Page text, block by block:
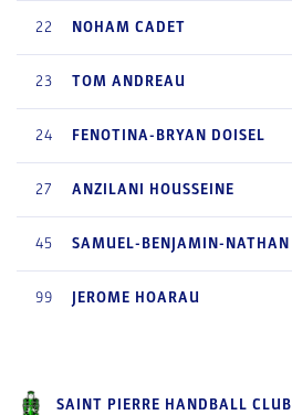
22 NOHAM CADET
23 TOM ANDREAU
24 FENOTINA-BRYAN DOISEL
27 ANZILANI HOUSSEINE
45 SAMUEL-BENJAMIN-NATHAN
99 JEROME HOARAU
SAINT PIERRE HANDBALL CLUB